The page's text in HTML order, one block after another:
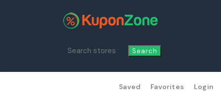
Search
Saved Favorites Login